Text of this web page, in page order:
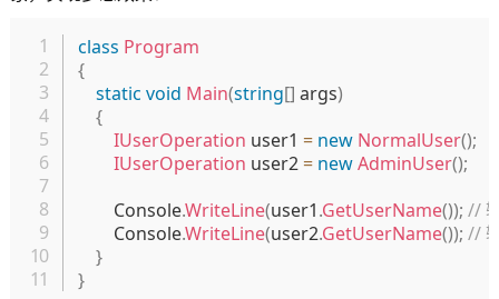
class Program
{
static void Main(string[] args)
{
IUserOperation user1 = new NormalUser();
IUserOperation user2 = newAdminUser();
        Console
.WriteLine(user1.GetUserName()); //
        Console
.WriteLine(user2.GetUserName()); //
}
}